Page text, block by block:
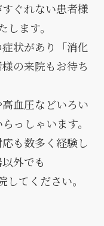
ぐれない患者様
ます。
状があり「消化
の来院もお待ち
血圧などいろい
っしゃいます。
も数多く経験し
外でも
てください。